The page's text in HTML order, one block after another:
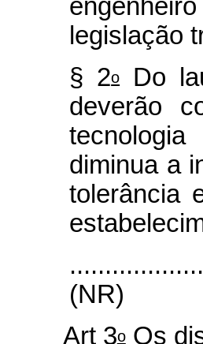
legislação
§ 2oDo
deverão
diminua a
tolerância
(NR)
Art 3oOs